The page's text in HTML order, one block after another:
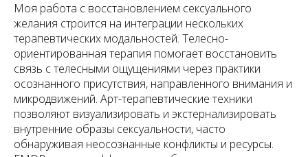
Моя работа с восстановлением сексуального
желания строится на интеграции нескольких
терапевтических модальностей. Телесно-
ориентированная терапия помогает восстановить
связь с телесными ощущениями через практики
осознанного присутствия, направленного внимания и
микродвижений. Арт-терапевтические техники
позволяют визуализировать и экстернализировать
внутренние образы сексуальности, часто
обнаруживая неосознанные конфликты и ресурсы.